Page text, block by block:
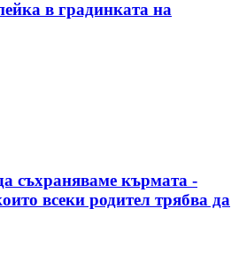
в градинката на
съхраняваме кърмата -
всеки родител трябва да